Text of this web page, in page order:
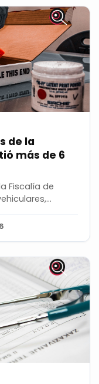
de la
más de 6
Fiscalía de